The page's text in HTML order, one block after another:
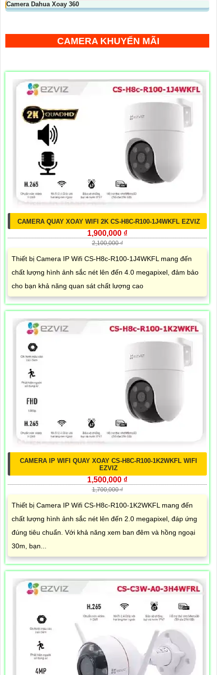
Camera Dahua Xoay 360
CAMERA KHUYẾN MÃI
CAMERA QUAY XOAY WIFI 2K CS-H8C-R100-1J4WKFL EZVIZ
1,900,000 ₫
2,100,000 ₫
Thiết bị Camera IP Wifi CS-H8c-R100-1J4WKFL mang đến
chất lượng hình ảnh sắc nét lên đến 4.0 megapixel, đảm bảo
cho bạn khả năng quan sát chất lượng cao
CAMERA IP WIFI QUAY XOAY CS-H8C-R100-1K2WKFL WIFI
EZVIZ
1,500,000 ₫
1,700,000 ₫
Thiết bị Camera IP Wifi CS-H8c-R100-1K2WKFL mang đến
chất lượng hình ảnh sắc nét lên đến 2.0 megapixel, đáp ứng
đúng tiêu chuẩn. Với khả năng xem ban đêm và hồng ngoại
30m, bạn...